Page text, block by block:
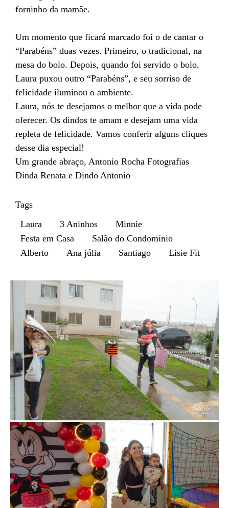
forninho da mamãe.
Um momento que ficará marcado foi o de cantar o
“Parabéns” duas vezes. Primeiro, o tradicional, na
mesa do bolo. Depois, quando foi servido o bolo,
Laura puxou outro “Parabéns”, e seu sorriso de
felicidade iluminou o ambiente.
Laura, nós te desejamos o melhor que a vida pode
oferecer. Os dindos te amam e desejam uma vida
repleta de felicidade. Vamos conferir alguns cliques
desse dia especial!
Um grande abraço, Antonio Rocha Fotografias
Dinda Renata e Dindo Antonio
Tags
Laura
3 Aninhos
Minnie
Festa em Casa
Salão do Condomínio
Alberto
Ana júlia Santiago Lisie Fit